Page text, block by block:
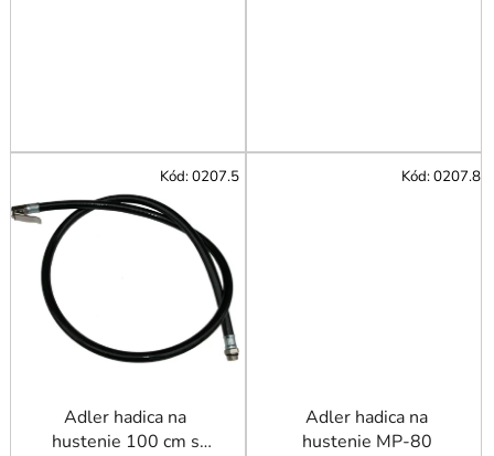
Adler hadica na
hustenie 100 cm s
Kód:0207.5
Adler hadica na
hustenie MP-80
Kód:0207.8